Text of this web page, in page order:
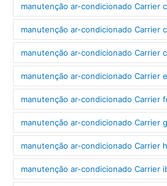
manutenção ar-condicionado Carrier
manutenção ar-condicionado Carrier
manutenção ar-condicionado Carrier
manutenção ar-condicionado Carrier
manutenção ar-condicionado Carrier
manutenção ar-condicionado Carrier
manutenção ar-condicionado Carrier
manutenção ar-condicionado Carrier